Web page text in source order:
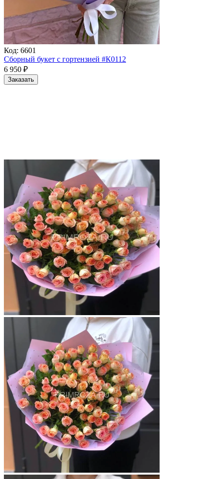
Код: 6601
Сборный букет с гортензией #К0112
6 950 ₽
Заказать